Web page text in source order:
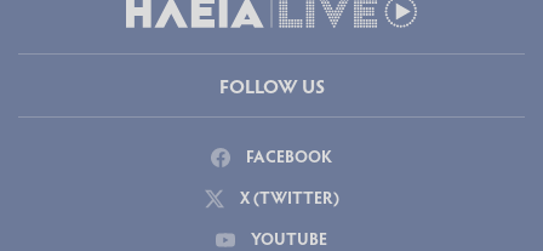
FOLLOW US
FACEBOOK
X (TWITTER)
YOUTUBE